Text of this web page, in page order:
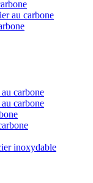
au carbone
carbone
carbone
inoxydable